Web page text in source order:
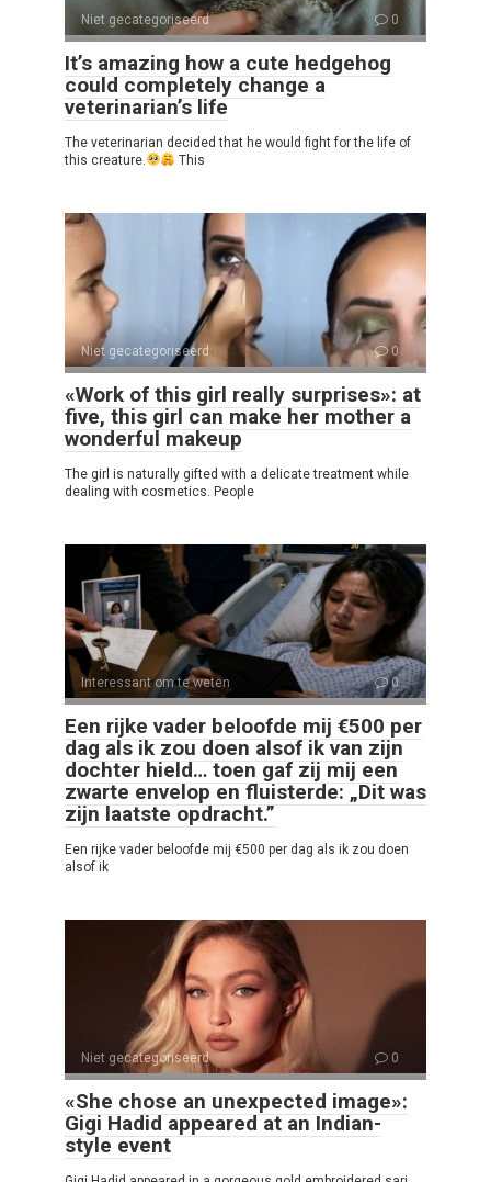
Niet gecategoriseerd 0
It’s amazing how a cute hedgehog
could completely change a
veterinarian’s life
The veterinarian decided that he would fight for the life of
this creature.
This
Niet gecategoriseerd 0
«Work of this girl really surprises»: at
five, this girl can make her mother a
wonderful makeup
The girl is naturally gifted with a delicate treatment while
dealing with cosmetics. People
Interessant om te weten 0
Een rijke vader beloofde mij €500 per
dag als ik zou doen alsof ik van zijn
dochter hield… toen gaf zij mij een
zwarte envelop en fluisterde: „Dit was
zijn laatste opdracht.”
Een rijke vader beloofde mij €500 per dag als ik zou doen
alsof ik
Niet gecategoriseerd 0
«She chose an unexpected image»:
Gigi Hadid appeared at an Indian-
style event